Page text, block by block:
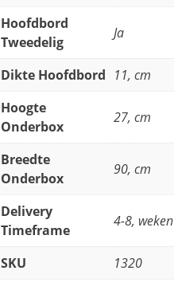
Hoofdbord
Tweedelig
Ja
Dikte Hoofdbord 11, cm
Hoogte
Onderbox
27, cm
Breedte
Onderbox
90, cm
Delivery
Timeframe
4-8, weken
SKU 1320